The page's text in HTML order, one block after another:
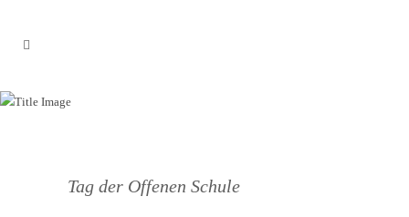
Tag der Offenen Schule